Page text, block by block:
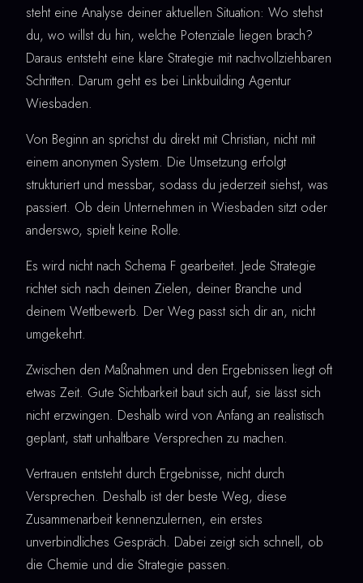
steht eine Analyse deiner aktuellen Situation: Wo stehst
du, wo willst du hin, welche Potenziale liegen brach?
Daraus entsteht eine klare Strategie mit nachvollziehbaren
Schritten. Darum geht es bei Linkbuilding Agentur
Wiesbaden.
Von Beginn an sprichst du direkt mit Christian, nicht mit
einem anonymen System. Die Umsetzung erfolgt
strukturiert und messbar, sodass du jederzeit siehst, was
passiert. Ob dein Unternehmen in Wiesbaden sitzt oder
anderswo, spielt keine Rolle.
Es wird nicht nach Schema F gearbeitet. Jede Strategie
richtet sich nach deinen Zielen, deiner Branche und
deinem Wettbewerb. Der Weg passt sich dir an, nicht
umgekehrt.
Zwischen den Maßnahmen und den Ergebnissen liegt oft
etwas Zeit. Gute Sichtbarkeit baut sich auf, sie lässt sich
nicht erzwingen. Deshalb wird von Anfang an realistisch
geplant, statt unhaltbare Versprechen zu machen.
Vertrauen entsteht durch Ergebnisse, nicht durch
Versprechen. Deshalb ist der beste Weg, diese
Zusammenarbeit kennenzulernen, ein erstes
unverbindliches Gespräch. Dabei zeigt sich schnell, ob
die Chemie und die Strategie passen.